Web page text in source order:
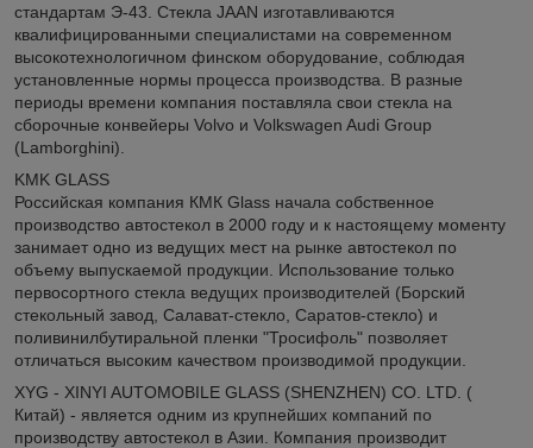
стандартам Э-43. Стекла JAAN изготавливаются
квалифицированными специалистами на современном
высокотехнологичном финском оборудование, соблюдая
установленные нормы процесса производства. В разные
периоды времени компания поставляла свои стекла на
сборочные конвейеры Volvo и Volkswagen Audi Group
(Lamborghini).
KMK GLASS
Российская компания КМК Glass начала собственное
производство автостекол в 2000 году и к настоящему моменту
занимает одно из ведущих мест на рынке автостекол по
объему выпускаемой продукции. Использование только
первосортного стекла ведущих производителей (Борский
стекольный завод, Салават-стекло, Саратов-стекло) и
поливинилбутиральной пленки "Тросифоль" позволяет
отличаться высоким качеством производимой продукции.
XYG - XINYI AUTOMOBILE GLASS (SHENZHEN) CO. LTD. (
Китай) - является одним из крупнейших компаний по
производству автостекол в Азии. Компания производит